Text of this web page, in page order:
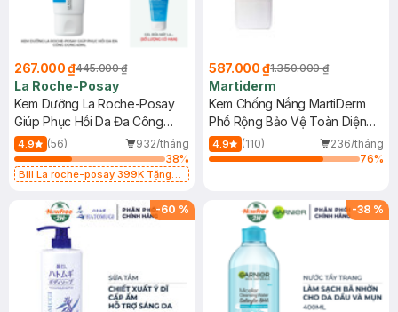
267.000 ₫445.000 ₫
La Roche-Posay
Kem Dưỡng La Roche-Posay
Giúp Phục Hồi Da Đa Công
Dụng 40ml
4.9 (56)
932/tháng
38%
Bill La roche-posay 399K Tặng
(SL có hạn)
587.000 ₫1.350.000 ₫
Martiderm
Kem Chống Nắng MartiDerm
Phổ Rộng Bảo Vệ Toàn Diện
40ml
4.9 (110)
236/tháng
76%
-60 % -38 %